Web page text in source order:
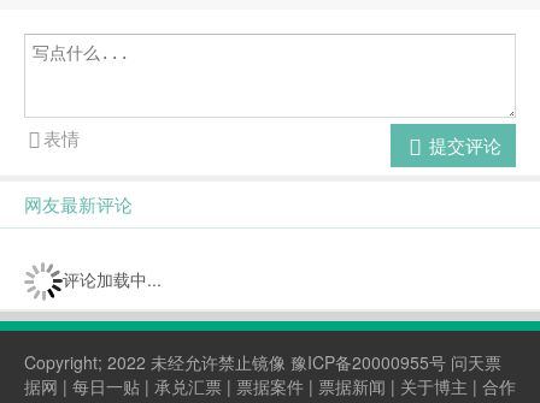
提交评论
表情
网友最新评论
评论加载中...
Copyright; 2022 未经允许禁止镜像 豫ICP备20000955号 问天票
据网 | 每日一贴 | 承兑汇票 | 票据案件 | 票据新闻 | 关于博主 | 合作